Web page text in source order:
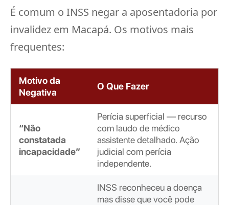
É comum o INSS negar a aposentadoria por
invalidez em Macapá. Os motivos mais
frequentes:
Motivo da
Negativa
O Que Fazer
“Não
constatada
incapacidade”
Perícia superficial — recurso
com laudo de médico
assistente detalhado. Ação
judicial com perícia
independente.
INSS reconheceu a doença
mas disse que você pode